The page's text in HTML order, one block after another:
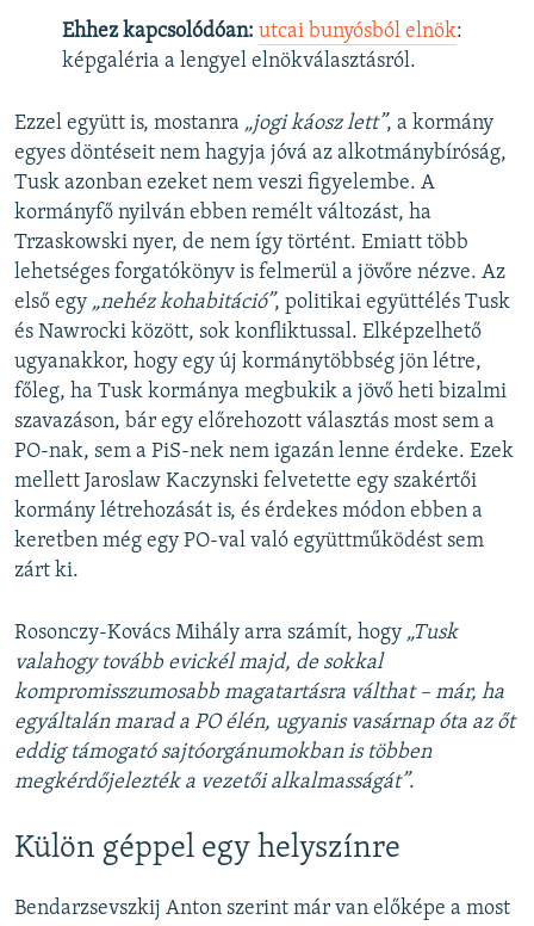
Ehhez kapcsolódóan: utcai bunyósból elnök:
képgaléria a lengyel elnökválasztásról.
Ezzel együtt is, mostanra „jogi káosz lett”, a kormány
egyes döntéseit nem hagyja jóvá az alkotmánybíróság,
Tusk azonban ezeket nem veszi figyelembe. A
kormányfő nyilván ebben remélt változást, ha
Trzaskowski nyer, de nem így történt. Emiatt több
lehetséges forgatókönyv is felmerül a jövőre nézve. Az
első egy „nehéz kohabitáció”, politikai együttélés Tusk
és Nawrocki között, sok konfliktussal. Elképzelhető
ugyanakkor, hogy egy új kormánytöbbség jön létre,
főleg, ha Tusk kormánya megbukik a jövő heti bizalmi
szavazáson, bár egy előrehozott választás most sem a
PO-nak, sem a PiS-nek nem igazán lenne érdeke. Ezek
mellett Jaroslaw Kaczynski felvetette egy szakértői
kormány létrehozását is, és érdekes módon ebben a
keretben még egy PO-val való együttműködést sem
zárt ki.
Rosonczy-Kovács Mihály arra számít, hogy „Tusk
valahogy tovább evickél majd, de sokkal
kompromisszumosabb magatartásra válthat – már, ha
egyáltalán marad a PO élén, ugyanis vasárnap óta az őt
eddig támogató sajtóorgánumokban is többen
megkérdőjelezték a vezetői alkalmasságát”.
Külön géppel egy helyszínre
Bendarzsevszkij Anton szerint már van előképe a most